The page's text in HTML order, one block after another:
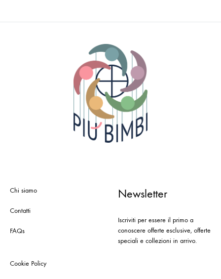
Chi siamo
Contatti
FAQs
Cookie Policy
Newsletter
Iscriviti per essere il primo a
conoscere offerte esclusive, offerte
speciali e collezioni in arrivo.